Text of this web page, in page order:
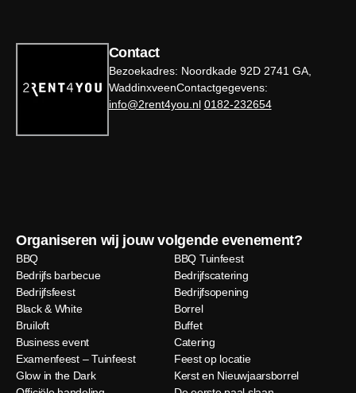
Contact
Bezoekadres: Noordkade 92D 2741 GA,
WaddinxveenContactgegevens:
info@2rent4you.nl 0182-232654
Organiseren wij jouw volgende evenement?
BBQ
BBQ Tuinfeest
Bedrijfs barbecue
Bedrijfscatering
Bedrijfsfeest
Bedrijfsopening
Black & White
Borrel
Bruiloft
Buffet
Business event
Catering
Examenfeest – Tuinfeest
Feest op locatie
Glow in the Dark
Kerst en Nieuwjaarsborrel